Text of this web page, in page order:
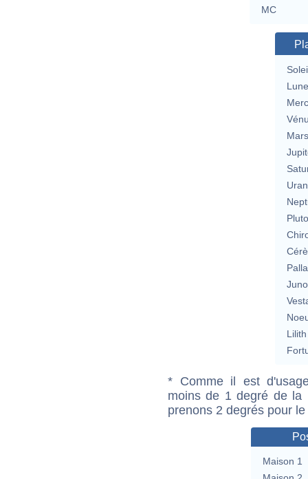
MC
Lune
Mars
Lilith
* Comme il est
moins de 1 degré de la
prenons 2 degrés pour
Maison 1